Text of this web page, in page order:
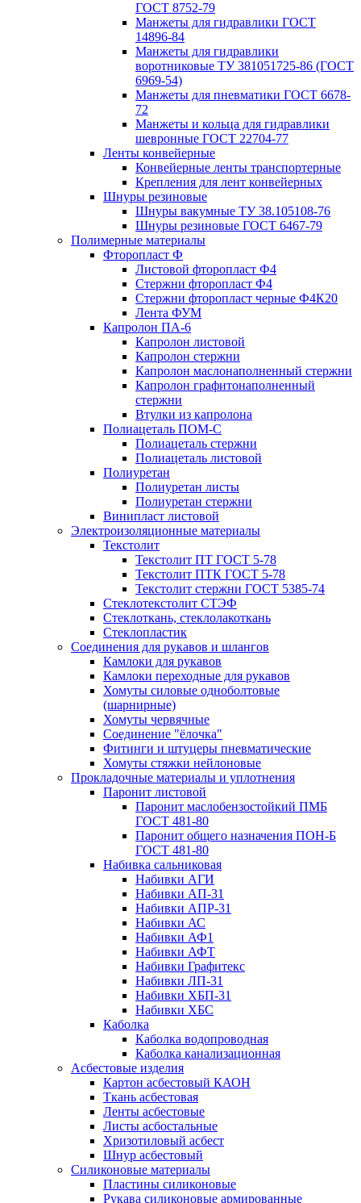
ГОСТ 8752-79
Манжеты для гидравлики ГОСТ
14896-84
Манжеты для гидравлики
воротниковые ТУ 381051725-86 (ГОСТ
6969-54)
Манжеты для пневматики ГОСТ 6678-
72
Манжеты и кольца для гидравлики
шевронные ГОСТ 22704-77
Ленты конвейерные
Конвейерные ленты транспортерные
Крепления для лент конвейерных
Шнуры резиновые
Шнуры вакумные ТУ 38.105108-76
Шнуры резиновые ГОСТ 6467-79
Полимерные материалы
Фторопласт Ф
Листовой фторопласт Ф4
Стержни фторопласт Ф4
Стержни фторопласт черные Ф4К20
Лента ФУМ
Капролон ПА-6
Капролон листовой
Капролон стержни
Капролон маслонаполненный стержни
Капролон графитонаполненный
стержни
Втулки из капролона
Полиацеталь ПОМ-С
Полиацеталь стержни
Полиацеталь листовой
Полиуретан
Полиуретан листы
Полиуретан стержни
Винипласт листовой
Электроизоляционные материалы
Текстолит
Текстолит ПТ ГОСТ 5-78
Текстолит ПТК ГОСТ 5-78
Текстолит стержни ГОСТ 5385-74
Стеклотекстолит СТЭФ
Стеклоткань, стеклолакоткань
Стеклопластик
Соединения для рукавов и шлангов
Камлоки для рукавов
Камлоки переходные для рукавов
Хомуты силовые одноболтовые
(шарнирные)
Хомуты червячные
Соединение "ёлочка"
Фитинги и штуцеры пневматические
Хомуты стяжки нейлоновые
Прокладочные материалы и уплотнения
Паронит листовой
Паронит маслобензостойкий ПМБ
ГОСТ 481-80
Паронит общего назначения ПОН-Б
ГОСТ 481-80
Набивка сальниковая
Набивки АГИ
Набивки АП-31
Набивки АПР-31
Набивки АС
Набивки АФ1
Набивки АФТ
Набивки Графитекс
Набивки ЛП-31
Набивки ХБП-31
Набивки ХБС
Каболка
Каболка водопроводная
Каболка канализационная
Асбестовые изделия
Картон асбестовый КАОН
Ткань асбестовая
Ленты асбестовые
Листы асбостальные
Хризотиловый асбеcт
Шнур асбестовый
Силиконовые материалы
Пластины силиконовые
Рукава силиконовые армированные